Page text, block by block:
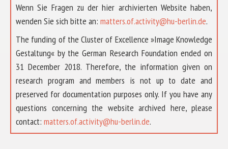
Wenn Sie Fragen zu der hier archivierten Website haben,
wenden Sie sich bitte an: matters.of.activity@hu-berlin.de.
The funding of the Cluster of Excellence »Image Knowledge
Gestaltung« by the German Research Foundation ended on
31 December 2018. Therefore, the information given on
research program and members is not up to date and
preserved for documentation purposes only. If you have any
questions concerning the website archived here, please
contact: matters.of.activity@hu-berlin.de.
ÜBER UNS